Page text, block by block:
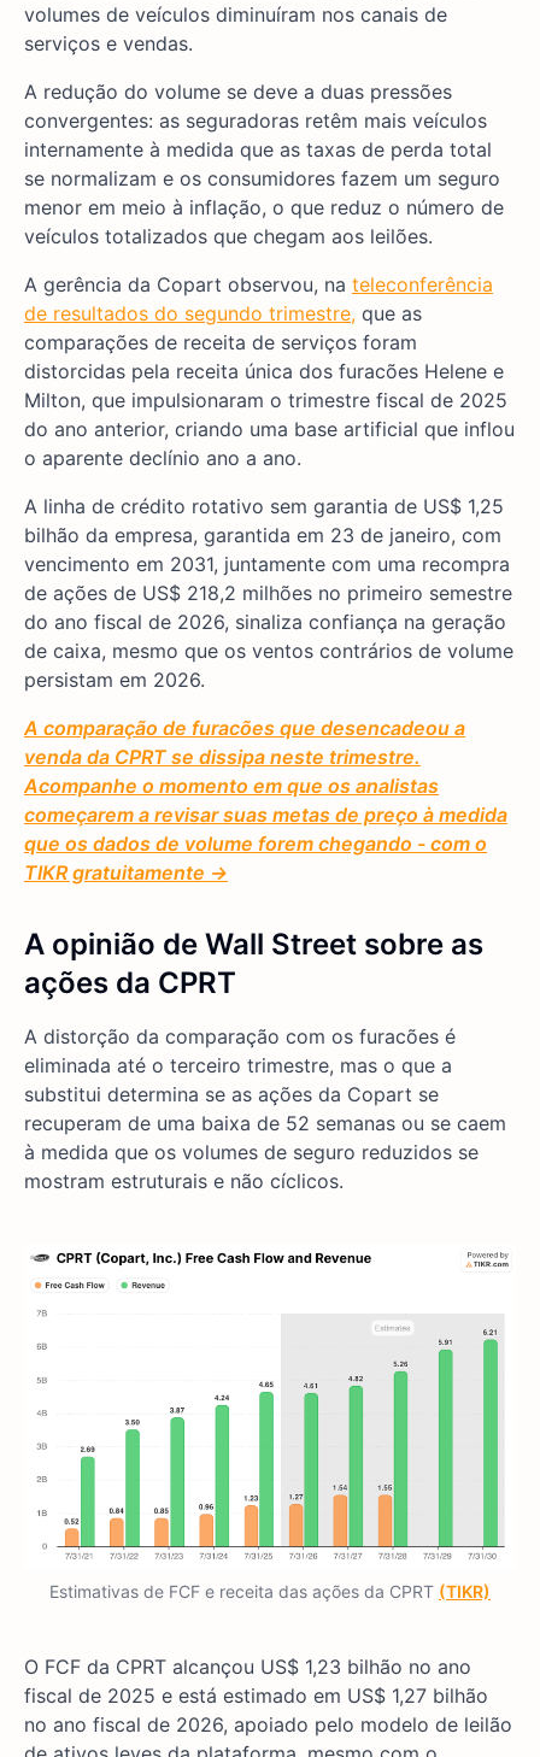
volumes de veículos diminuíram nos canais de
serviços e vendas.
A redução do volume se deve a duas pressões
convergentes: as seguradoras retêm mais veículos
internamente à medida que as taxas de perda total
se normalizam e os consumidores fazem um seguro
menor em meio à inflação, o que reduz o número de
veículos totalizados que chegam aos leilões.
A gerência da Copart observou, na teleconferência
de resultados do segundo trimestre, que as
comparações de receita de serviços foram
distorcidas pela receita única dos furacões Helene e
Milton, que impulsionaram o trimestre fiscal de 2025
do ano anterior, criando uma base artificial que inflou
o aparente declínio ano a ano.
A linha de crédito rotativo sem garantia de US$ 1,25
bilhão da empresa, garantida em 23 de janeiro, com
vencimento em 2031, juntamente com uma recompra
de ações de US$ 218,2 milhões no primeiro semestre
do ano fiscal de 2026, sinaliza confiança na geração
de caixa, mesmo que os ventos contrários de volume
persistam em 2026.
A comparação de furacões que desencadeou a
venda da CPRT se dissipa neste trimestre.
Acompanhe o momento em que os analistas
começarem a revisar suas metas de preço à medida
que os dados de volume forem chegando - com o
TIKR gratuitamente →
A opinião de Wall Street sobre as
ações da CPRT
A distorção da comparação com os furacões é
eliminada até o terceiro trimestre, mas o que a
substitui determina se as ações da Copart se
recuperam de uma baixa de 52 semanas ou se caem
à medida que os volumes de seguro reduzidos se
mostram estruturais e não cíclicos.
Estimativas de FCF e receita das ações da CPRT (TIKR)
O FCF da CPRT alcançou US$ 1,23 bilhão no ano
fiscal de 2025 e está estimado em US$ 1,27 bilhão
no ano fiscal de 2026, apoiado pelo modelo de leilão